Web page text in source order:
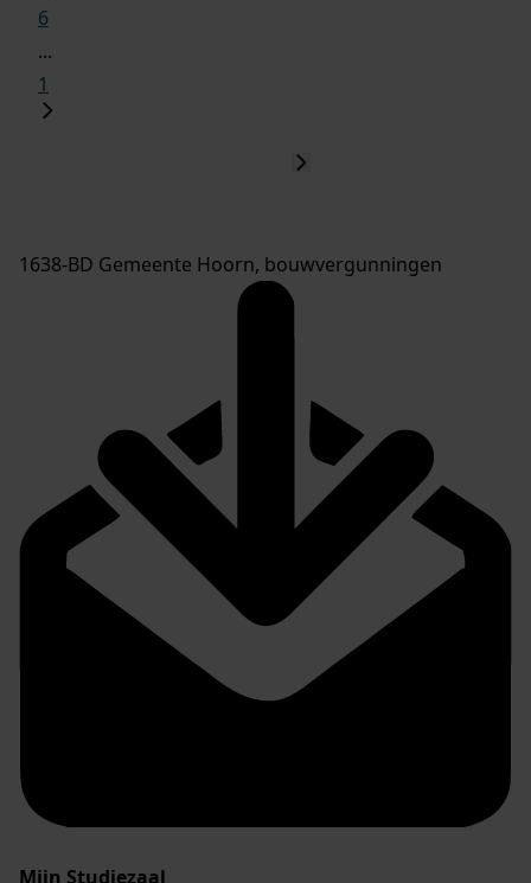
6
...
1
1638-BD Gemeente Hoorn, bouwvergunningen
Mijn Studiezaal